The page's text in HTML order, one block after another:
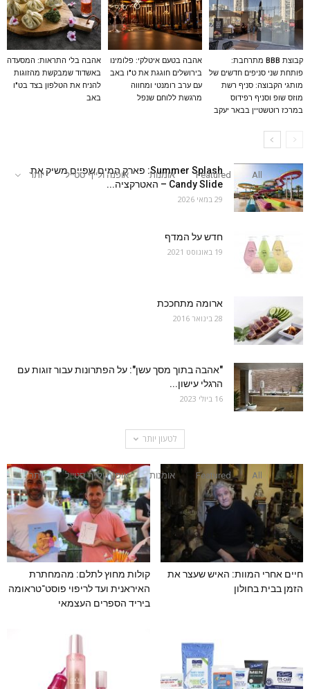
קבוצת BBB מתרחבת:
פותחת שני סניפים חדשים של
מותגי הקבוצה: סניף רשת
מוזס שופ וסניף רפידוס
במרכז רוטשטיין בבאר יעקב
אהבה בטעם איטלקי: פלומינו
בירושלים חוגגת את ט"ו באב
עם ערב רומנטי ומחווה
מרגשת ללוחם שנפל
אהבה בלי התראות: המסעדה
באשדוד שמבקשת מהזוגות
להניח את הטלפון בצד בט"ו
באב
All
Featured אומנות אופנה ולייף סטייל יותר
Summer Splash: פארק המים שפיים משיק את
Candy Slide – האטרקציה...
29 במאי 2026
חדש על המדף
19 באוגוסט 2021
ארומה מתחככת
28 בינואר 2016
"אהבה בתוך מסך עשן": על הפתרונות עבור זוגות עם
הרגלי עישון...
16 ביולי 2023
לטעון יותר
All
Featured אומנות אופנה ולייף סטייל יותר
חיים אחרי המוות: האיש שעצר את
הזמן בבית בחולון
קולות מחוץ לתלם: מהמחתרת
האיראנית ועד לריפוי פוסט־טראומה
ביריד הספרים העצמאי